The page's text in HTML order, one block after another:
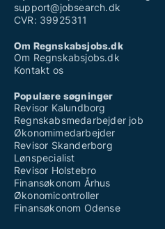
support@jobsearch.dk
CVR: 39925311
Om Regnskabsjobs.dk
Om Regnskabsjobs.dk
Kontakt os
Populære søgninger
Revisor Kalundborg
Regnskabsmedarbejder job
Økonomimedarbejder
Revisor Skanderborg
Lønspecialist
Revisor Holstebro
Finansøkonom Århus
Økonomicontroller
Finansøkonom Odense